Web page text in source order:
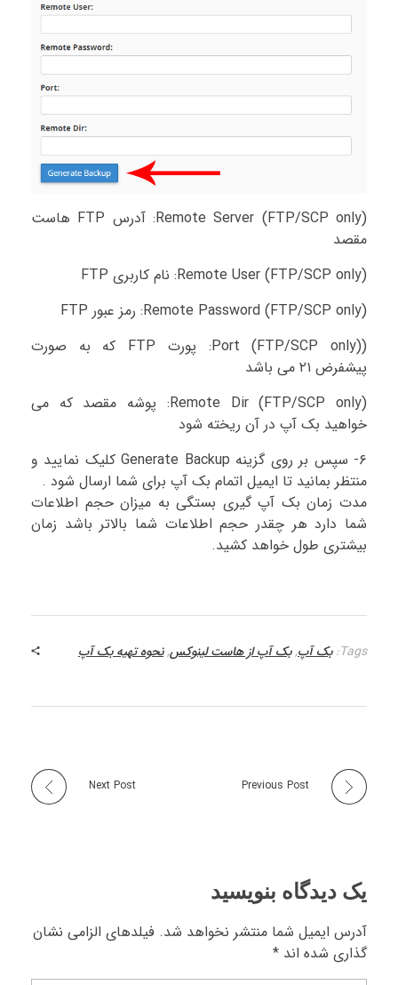
(Remote Server (FTP/SCP only: آدرس FTP هاست
مقصد
(Remote User (FTP/SCP only: نام کاربری FTP
(Remote Password (FTP/SCP only: رمز عبور FTP
(Port (FTP/SCP only): پورت FTP که به صورت
پیشفرض ۲۱ می باشد
(Remote Dir (FTP/SCP only: پوشه مقصد که می
خواهید بک آپ در آن ریخته شود
۶- سپس بر روی گزینه Generate Backup کلیک نمایید و
منتظر بمانید تا ایمیل اتمام بک آپ برای شما ارسال شود .
مدت زمان بک آپ گیری بستگی به میزان حجم اطلاعات
شما دارد هر چقدر حجم اطلاعات شما بالاتر باشد زمان
بیشتری طول خواهد کشید.
Tags: بک آپ,بک آپ از هاست لینوکس,نحوه تهیه بک آپ
Previous Post
Next Post
یک دیدگاه بنویسید
آدرس ایمیل شما منتشر نخواهد شد. فیلدهای الزامی نشان
گذاری شده اند *